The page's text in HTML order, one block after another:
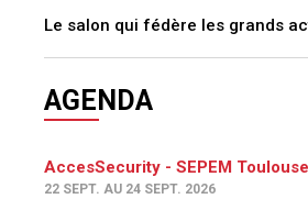
Le salon qui fédère les grands
AGENDA
AccesSecurity - SEPEM
22 SEPT. AU 24 SEPT. 2026